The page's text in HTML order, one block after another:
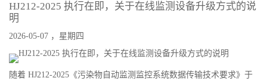
HJ212-2025 执行在即，关于在线监测设备升级方式的说
明
2026-05-07 ，星期四
随着 HJ212-2025《污染物自动监测监控系统数据传输技术要求》于